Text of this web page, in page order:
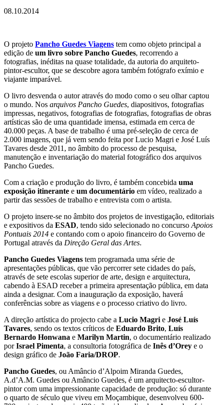
08.10.2014
O projeto Pancho Guedes Viagens tem como objeto principal a
edição de um livro sobre Pancho Guedes, recorrendo a
fotografias, inéditas na quase totalidade, da autoria do arquiteto-
pintor-escultor, que se descobre agora também fotógrafo exímio e
viajante imparável.
O livro desvenda o autor através do modo como o seu olhar captou
o mundo. Nos arquivos Pancho Guedes, diapositivos, fotografias
impressas, negativos, fotografias de fotografias, fotografias de obras
artísticas são de uma quantidade imensa, estimada em cerca de
40.000 peças. A base de trabalho é uma pré-seleção de cerca de
2.000 imagens, que já vem sendo feita por Lucio Magri e José Luís
Tavares desde 2011, no âmbito do processo de pesquisa,
manutenção e inventariação do material fotográfico dos arquivos
Pancho Guedes.
Com a criação e produção do livro, é também concebida uma
exposição itinerante e um documentário em vídeo, realizado a
partir das sessões de trabalho e entrevista com o artista.
O projeto insere-se no âmbito dos projetos de investigação, editoriais
e expositivos da ESAD, tendo sido selecionado no concurso Apoios
Pontuais 2014 e contando com o apoio financeiro do Governo de
Portugal através da Direção Geral das Artes.
Pancho Guedes Viagens tem programada uma série de
apresentações públicas, que vão percorrer sete cidades do país,
através de sete escolas superior de arte, design e arquitectura,
cabendo à ESAD receber a primeira apresentação pública, em data
ainda a designar. Com a inauguração da exposição, haverá
conferências sobre as viagens e o processo criativo do livro.
A direção artística do projecto cabe a Lucio Magri e José Luís
Tavares, sendo os textos críticos de Eduardo Brito, Luís
Bernardo Honwana e Marilyn Martin, o documentário realizado
porIsrael Pimenta, a consultoria fotográfica de Inês d’Orey e o
design gráfico de João Faria/DROP.
Pancho Guedes, ou Amâncio d’Alpoim Miranda Guedes,
A.d’A.M. Guedes ou Amâncio Guedes, é um arquitecto-escultor-
pintor com uma impressionante capacidade de produção: só durante
o quarto de século que viveu em Moçambique, desenvolveu 600-